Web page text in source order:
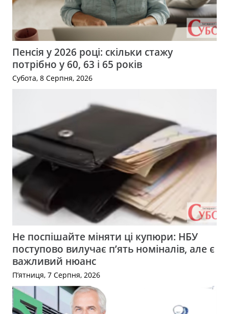
Пенсія у 2026 році: скільки стажу
потрібно у 60, 63 і 65 років
Субота, 8 Серпня, 2026
Не поспішайте міняти ці купюри: НБУ
поступово вилучає п’ять номіналів, але є
важливий нюанс
П’ятниця, 7 Серпня, 2026